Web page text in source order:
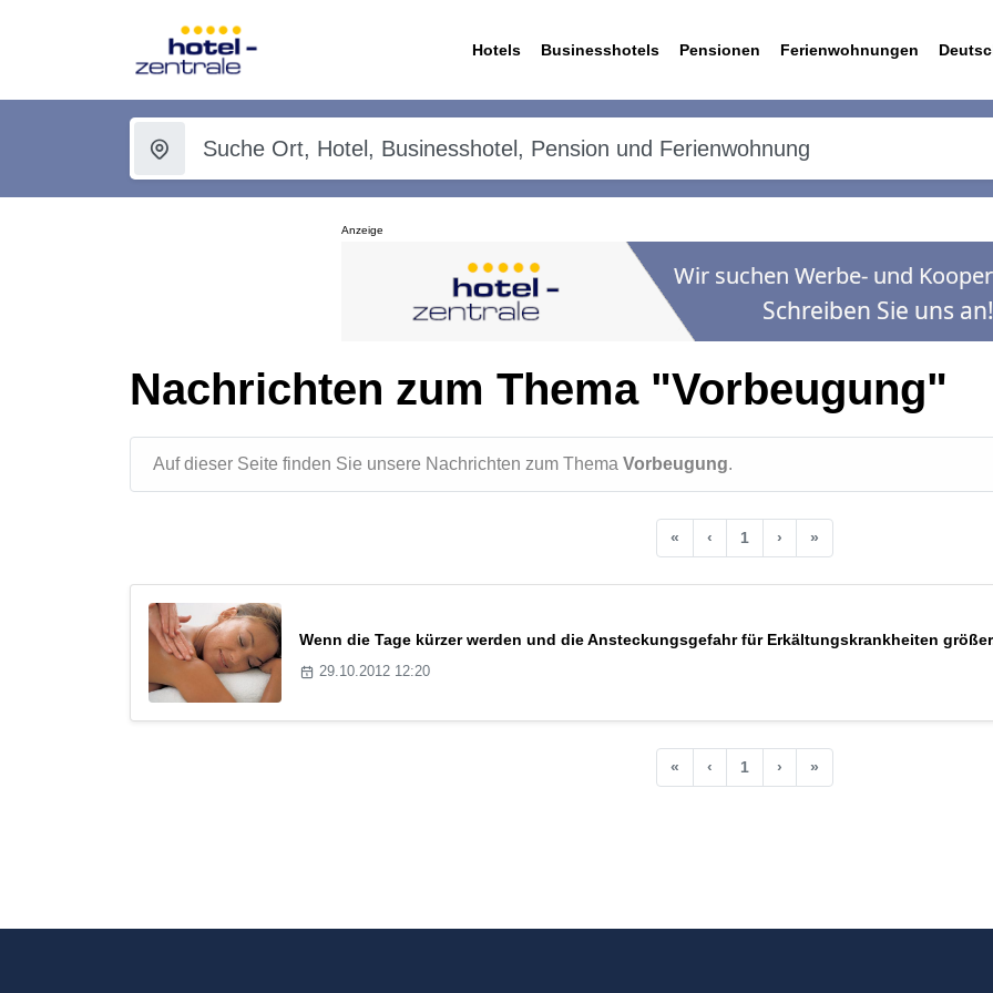
Hotels Businesshotels Pensionen Ferienwohnungen
Anzeige
Nachrichten zum Thema "Vorbeugung"
Auf dieser Seite finden Sie unsere Nachrichten zum Thema Vorbeugung.
« ‹ 1 › »
Wenn die Tage kürzer werden und die Ansteckungsgefahr für Erkältungskrankheiten
29.10.2012 12:20
« ‹ 1 › »